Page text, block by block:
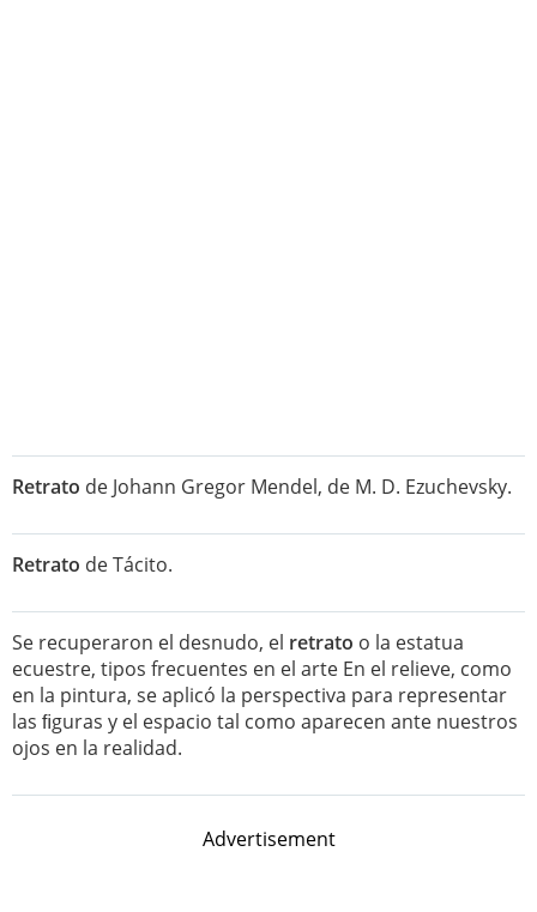
Retrato de Johann Gregor Mendel, de M. D. Ezuchevsky.
Retrato de Tácito.
Se recuperaron el desnudo, el retrato o la estatua
ecuestre, tipos frecuentes en el arte En el relieve, como
en la pintura, se aplicó la perspectiva para representar
las ﬁguras y el espacio tal como aparecen ante nuestros
ojos en la realidad.
Advertisement